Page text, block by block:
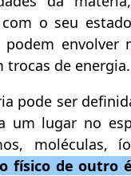
o seu
podem envolver
trocas de energia.
pode ser
lugar no
físico de outro